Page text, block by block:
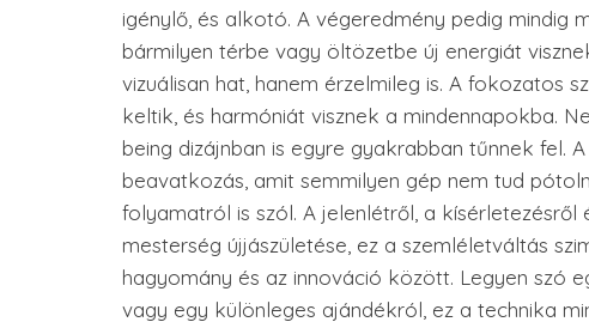
igénylő, és alkotó. A végeredmény pedig mindig
bármilyen térbe vagy öltözetbe új energiát
vizuálisan hat, hanem érzelmileg is. A fokozatos
keltik, és harmóniát visznek a mindennapokba.
being dizájnban is egyre gyakrabban tűnnek fel.
beavatkozás, amit semmilyen gép nem tud
folyamatról is szól. A jelenlétről, a
mesterség újjászületése, ez a szemléletváltás
hagyomány és az innováció között. Legyen szó
vagy egy különleges ajándékról, ez a technika